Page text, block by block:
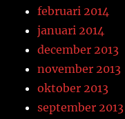
februari 2014
januari 2014
december 2013
november 2013
oktober 2013
september 2013